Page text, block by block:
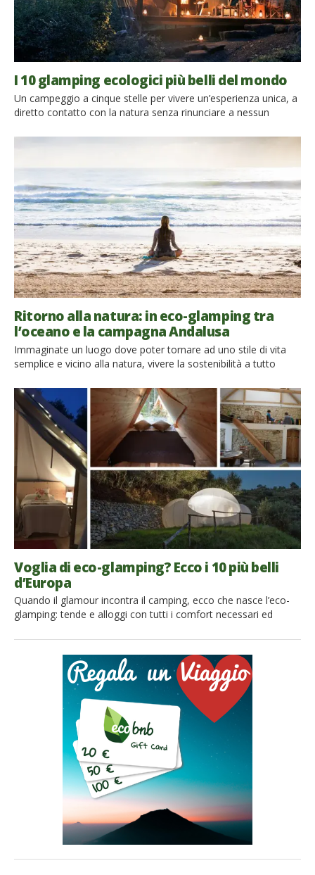
I 10 glamping ecologici più belli del mondo
Un campeggio a cinque stelle per vivere un’esperienza unica, a
diretto contatto con la natura senza rinunciare a nessun
di trascorrere le vacanze tra stile e autenticità. È il Glamping, la
migliori glamping ecologici del mondo: […]
Ritorno alla natura: in eco-glamping tra
l’oceano e la campagna Andalusa
Immaginate un luogo dove poter tornare ad uno stile di vita
semplice e vicino alla natura, vivere la sostenibilità a tutto
Tarifa, nel sud della Spagna, tra la campagna dell’Andalusia e il
mare, c’è un fantastico eco-glamping dove potrai farti
coccolare dal suono dell’oceano, rigenerarti e scoprire la
bellezza […]
Voglia di eco-glamping? Ecco i 10 più belli
d’Europa
Quando il glamour incontra il camping, ecco che nasce l’eco-
glamping: tende e alloggi con tutti i comfort necessari ed
conquistando proprio tutta l’Europa. Vi avevamo già parlato
degli eco-glamping più belli al mondo ed anche degli eco-
glamping più affascinanti in Italia. È ora di […]